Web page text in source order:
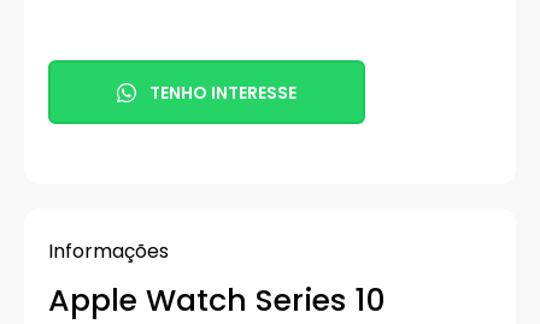
TENHO INTERESSE
Informações
Apple Watch Series 10